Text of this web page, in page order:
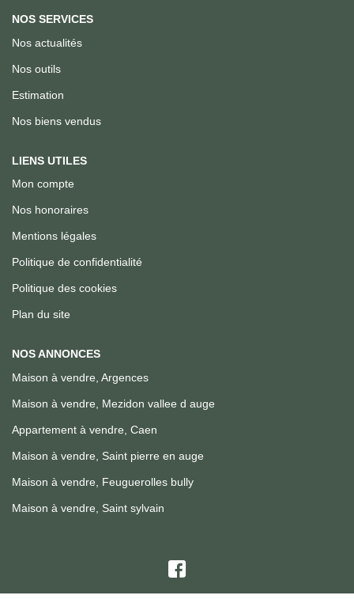
NOS SERVICES
Nos actualités
Nos outils
Estimation
Nos biens vendus
LIENS UTILES
Mon compte
Nos honoraires
Mentions légales
Politique de confidentialité
Politique des cookies
Plan du site
NOS ANNONCES
Maison à vendre, Argences
Maison à vendre, Mezidon vallee d auge
Appartement à vendre, Caen
Maison à vendre, Saint pierre en auge
Maison à vendre, Feuguerolles bully
Maison à vendre, Saint sylvain